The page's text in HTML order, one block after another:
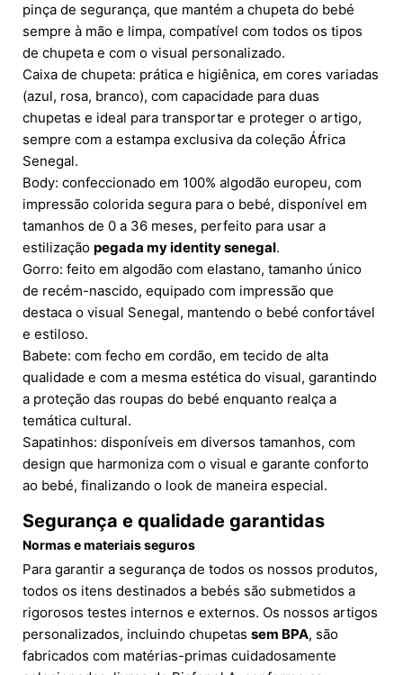
pinça de segurança, que mantém a chupeta do bebé
sempre à mão e limpa, compatível com todos os tipos
de chupeta e com o visual personalizado.
Caixa de chupeta: prática e higiênica, em cores variadas
(azul, rosa, branco), com capacidade para duas
chupetas e ideal para transportar e proteger o artigo,
sempre com a estampa exclusiva da coleção África
Senegal.
Body: confeccionado em 100% algodão europeu, com
impressão colorida segura para o bebé, disponível em
tamanhos de 0 a 36 meses, perfeito para usar a
estilização pegada my identity senegal.
Gorro: feito em algodão com elastano, tamanho único
de recém-nascido, equipado com impressão que
destaca o visual Senegal, mantendo o bebé confortável
e estiloso.
Babete: com fecho em cordão, em tecido de alta
qualidade e com a mesma estética do visual, garantindo
a proteção das roupas do bebé enquanto realça a
temática cultural.
Sapatinhos: disponíveis em diversos tamanhos, com
design que harmoniza com o visual e garante conforto
ao bebé, finalizando o look de maneira especial.
Segurança e qualidade garantidas
Normas e materiais seguros
Para garantir a segurança de todos os nossos produtos,
todos os itens destinados a bebés são submetidos a
rigorosos testes internos e externos. Os nossos artigos
personalizados, incluindo chupetas sem BPA, são
fabricados com matérias-primas cuidadosamente